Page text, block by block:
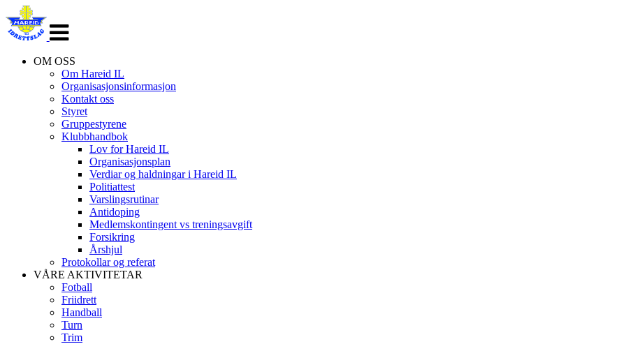
navigasjon
OM OSS
Om Hareid IL
Organisasjonsinformasjon
Kontakt oss
Styret
Gruppestyrene
Klubbhandbok
Lov for Hareid IL
Organisasjonsplan
Verdiar og haldningar i Hareid IL
Politiattest
Varslingsrutinar
Antidoping
Medlemskontingent vs treningsavgift
Forsikring
Årshjul
Protokollar og referat
VÅRE AKTIVITETAR
Fotball
Friidrett
Handball
Turn
Trim